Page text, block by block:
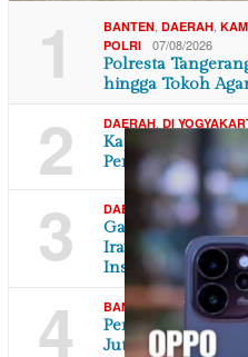
1 BANTEN, DAERAH,
POLRI
07/08/2026
Polresta
hingga Tokoh
2 DAERAH, DI
Kapanewon
Pembangunan
3 DAERAH JAWA BARAT
Ganti Rugi Tak
Irawan
Instans…
4 BANTEN,DAERAH,
Permintaan
Juta Ton, Andra